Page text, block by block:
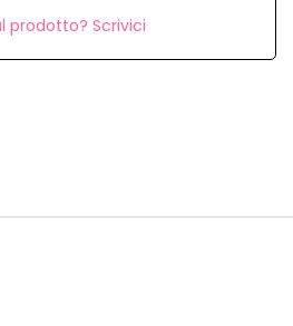
prodotto? Scrivici